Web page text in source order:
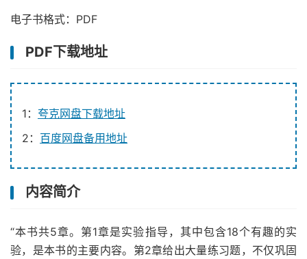
电子书格式：PDF
PDF下载地址
1： 夸克网盘下载地址
2： 百度网盘备用地址
内容简介
“本书共5章。第1章是实验指导，其中包含18个有趣的实
验，是本书的主要内容。第2章给出大量练习题，不仅巩固